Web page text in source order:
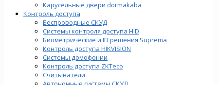
Карусельные двери dormakaba
Контроль доступа
Беспроводные СКУД
Системы контроля доступа HID
Биометрические и ID решения Suprema
Контроль доступа HIKVISION
Системы домофонии
Контроль доступа ZKTeco
Считыватели